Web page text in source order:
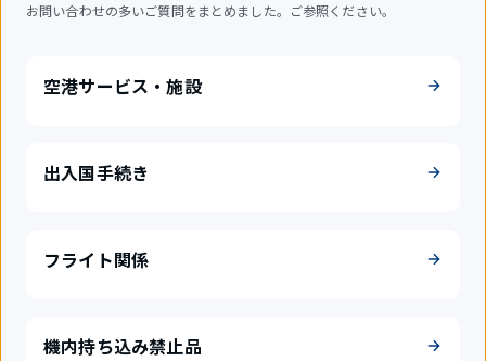
お問い合わせの多いご質問をまとめました。ご参照ください。
空港サービス・施設
出入国手続き
フライト関係
機内持ち込み禁止品